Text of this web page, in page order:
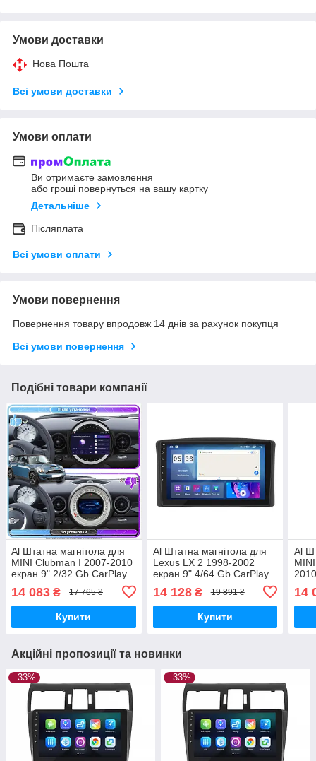
Умови доставки
Нова Пошта
Всі умови доставки
Умови оплати
Ви отримаєте замовлення
або гроші повернуться на вашу картку
Детальніше
Післяплата
Всі умови оплати
Умови повернення
Повернення товару впродовж 14 днів за рахунок покупця
Всі умови повернення
Подібні товари компанії
Al Штатна магнітола для
MINI Clubman I 2007-2010
екран 9" 2/32 Gb CarPlay
Android
14 083 ₴ 17 765 ₴
Купити
Al Штатна магнітола для
Lexus LX 2 1998-2002
екран 9" 4/64 Gb CarPlay
Android
14 128₴ 19 891 ₴
Купити
Al
14
Акційні пропозиції та новинки
–33% –33%